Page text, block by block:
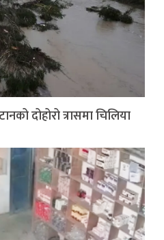
दोहोरो त्रासमा चिलिया